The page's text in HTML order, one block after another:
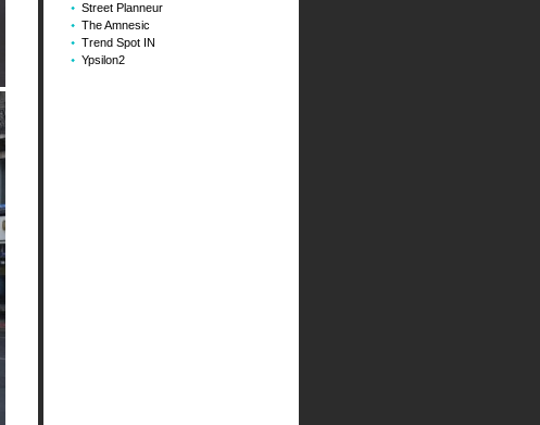
Street Planneur
The Amnesic
Trend Spot IN
Ypsilon2